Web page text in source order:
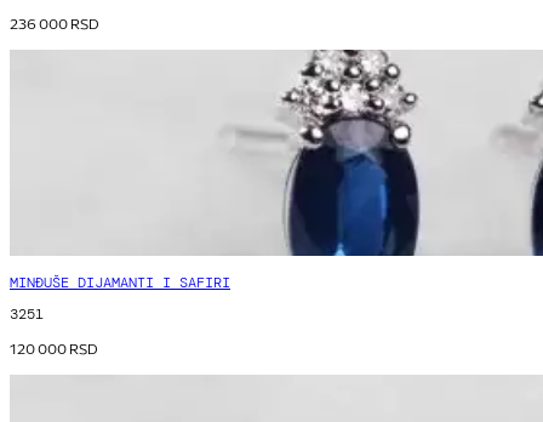
236 000RSD
MINĐUŠE DIJAMANTI I SAFIRI
3251
120 000RSD